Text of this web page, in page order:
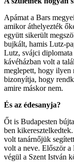
Apámat a Bars
amikor áthelyezték
együtt sikerült
bujkált, hamis Lutz-
Lutz, svájci diplomata
kávéházban volt a
meglepett, hogy ilyen
bizonyítja, hogy
amire máskor nem.
És az édesanyja?
Őt is Budapesten
ben
volt tanárnőjük
volt a neve. Először a
végül a Szent István